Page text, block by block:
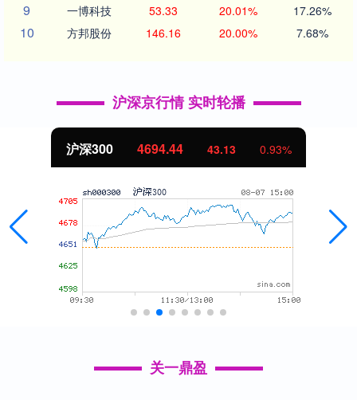
9 一博科技 53.33 20.01% 17.26%
10 方邦股份 146.16 20.00% 7.68%
沪深京行情 实时轮播
沪深300 4694.44 43.13 0.93%
关一鼎盈